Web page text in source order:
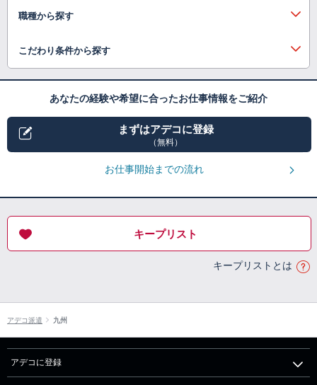
職種から探す
こだわり条件から探す
あなたの経験や希望に合ったお仕事情報をご紹介
まずはアデコに登録
（無料）
お仕事開始までの流れ
キープリスト
キープリストとは
アデコ派遣 九州
アデコに登録